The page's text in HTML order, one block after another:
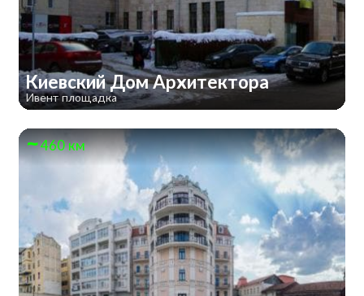
Киевский Дом Архитектора
Ивент площадка
460 км